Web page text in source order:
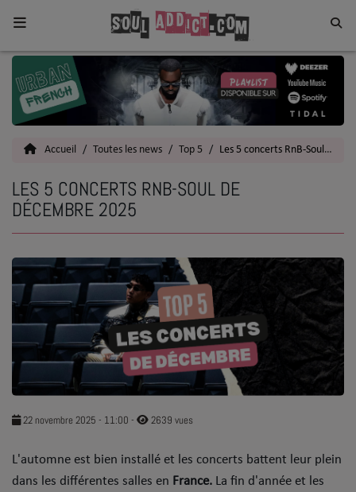
Home
Toutes les News
Actu
Interviews
Talents
Top 5
SOUL ADDICT PLAY
Flash News
Dans la Street
Accueil Toutes les news Top 5 Les 5 concerts RnB-Soul de décembre 2025
LES 5 CONCERTS RNB-SOUL DE
DÉCEMBRE 2025
22 novembre 2025 - 11:00 - 2639 vues
L'automne est bien installé et les concerts battent leur plein
dans les différentes salles en France. La fin d'année et les